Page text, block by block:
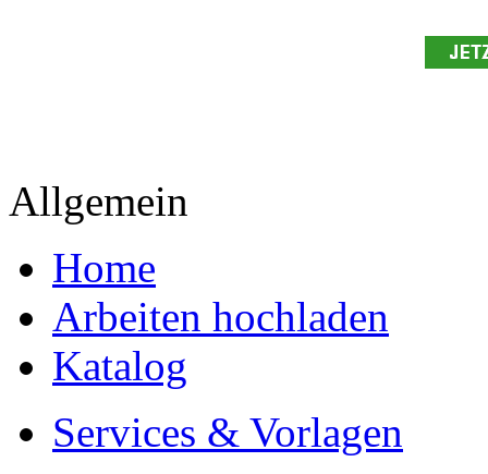
Allgemein
Home
Arbeiten hochladen
Katalog
Services & Vorlagen